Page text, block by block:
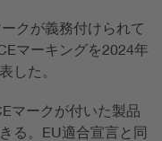
クが義務付けられて
マーキングを2024年
した。
マークが付いた製品
る。EU適合宣言と同